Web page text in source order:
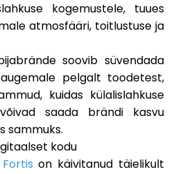
rahastust
712 2955
kogemustele, tuues
atmosfääri, toitlustuse ja
soovib süvendada
pelgalt toodetest,
kuidas külalislahkuse
saada brändi kasvu
sammuks.
kodu
Fortis on käivitanud täielikult